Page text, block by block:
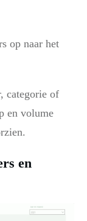
op naar het
categorie of
en volume
en